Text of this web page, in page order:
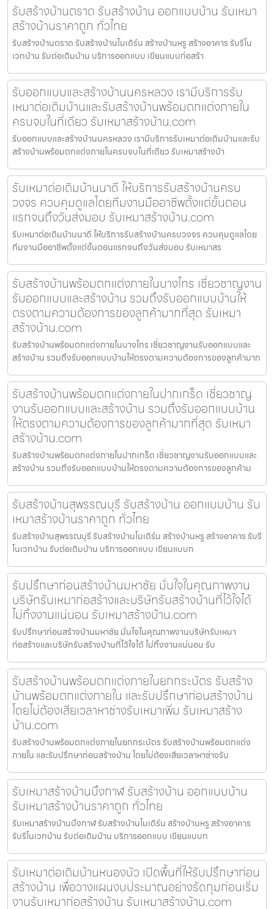
รับสร้างบ้านตราด รับสร้างบ้าน ออกแบบบ้าน รับเหมา
สร้างบ้านราคาถูก ทั่วไทย
รับสร้างบ้านตราด รับสร้างบ้านโมเดิร์น สร้างบ้านหรู สร้างอาคาร รับรีโน
เวทบ้าน รับต่อเติมบ้าน บริการออกแบบ เขียนแบบก่อสร้า
รับออกแบบและสร้างบ้านนครหลวง เรามีบริการรับ
เหมาต่อเติมบ้านและรับสร้างบ้านพร้อมตกแต่งภายใน
ครบจบในที่เดียว รับเหมาสร้างบ้าน.com
รับออกแบบและสร้างบ้านนครหลวง เรามีบริการรับเหมาต่อเติมบ้านและรับ
สร้างบ้านพร้อมตกแต่งภายในครบจบในที่เดียว รับเหมาสร้างบ้า
รับเหมาต่อเติมบ้านนาดี ให้บริการรับสร้างบ้านครบ
วงจร ควบคุมดูแลโดยทีมงานมืออาชีพตั้งแต่ขั้นตอน
แรกจนถึงวันส่งมอบ รับเหมาสร้างบ้าน.com
รับเหมาต่อเติมบ้านนาดี ให้บริการรับสร้างบ้านครบวงจร ควบคุมดูแลโดย
ทีมงานมืออาชีพตั้งแต่ขั้นตอนแรกจนถึงวันส่งมอบ รับเหมาสร
รับสร้างบ้านพร้อมตกแต่งภายในบางไทร เชี่ยวชาญงาน
รับออกแบบและสร้างบ้าน รวมถึงรับออกแบบบ้านให้
ตรงตามความต้องการของลูกค้ามากที่สุด รับเหมา
สร้างบ้าน.com
รับสร้างบ้านพร้อมตกแต่งภายในบางไทร เชี่ยวชาญงานรับออกแบบและ
สร้างบ้าน รวมถึงรับออกแบบบ้านให้ตรงตามความต้องการของลูกค้ามาก
รับสร้างบ้านพร้อมตกแต่งภายในปากเกร็ด เชี่ยวชาญ
งานรับออกแบบและสร้างบ้าน รวมถึงรับออกแบบบ้าน
ให้ตรงตามความต้องการของลูกค้ามากที่สุด รับเหมา
สร้างบ้าน.com
รับสร้างบ้านพร้อมตกแต่งภายในปากเกร็ด เชี่ยวชาญงานรับออกแบบและ
สร้างบ้าน รวมถึงรับออกแบบบ้านให้ตรงตามความต้องการของลูกค้าม
รับสร้างบ้านสุพรรณบุรี รับสร้างบ้าน ออกแบบบ้าน รับ
เหมาสร้างบ้านราคาถูก ทั่วไทย
รับสร้างบ้านสุพรรณบุรี รับสร้างบ้านโมเดิร์น สร้างบ้านหรู สร้างอาคาร รับรี
โนเวทบ้าน รับต่อเติมบ้าน บริการออกแบบ เขียนแบบก
รับปรึกษาก่อนสร้างบ้านมหาชัย มั่นใจในคุณภาพงาน
บริษัทรับเหมาก่อสร้างและบริษัทรับสร้างบ้านที่ไว้ใจได้
ไม่ทิ้งงานแน่นอน รับเหมาสร้างบ้าน.com
รับปรึกษาก่อนสร้างบ้านมหาชัย มั่นใจในคุณภาพงานบริษัทรับเหมา
ก่อสร้างและบริษัทรับสร้างบ้านที่ไว้ใจได้ ไม่ทิ้งงานแน่นอน รับ
รับสร้างบ้านพร้อมตกแต่งภายในยกกระบัตร รับสร้าง
บ้านพร้อมตกแต่งภายใน และรับปรึกษาก่อนสร้างบ้าน
โดยไม่ต้องเสียเวลาหาช่างรับเหมาเพิ่ม รับเหมาสร้าง
บ้าน.com
รับสร้างบ้านพร้อมตกแต่งภายในยกกระบัตร รับสร้างบ้านพร้อมตกแต่ง
ภายใน และรับปรึกษาก่อนสร้างบ้าน โดยไม่ต้องเสียเวลาหาช่างรับ
รับเหมาสร้างบ้านบึงกาฬ รับสร้างบ้าน ออกแบบบ้าน
รับเหมาสร้างบ้านราคาถูก ทั่วไทย
รับเหมาสร้างบ้านบึงกาฬ รับสร้างบ้านโมเดิร์น สร้างบ้านหรู สร้างอาคาร
รับรีโนเวทบ้าน รับต่อเติมบ้าน บริการออกแบบ เขียนแบบก
รับเหมาต่อเติมบ้านหนองบัว เปิดพื้นที่ให้รับปรึกษาก่อน
สร้างบ้าน เพื่อวางแผนงบประมาณอย่างรัดกุมก่อนเริ่ม
งานรับเหมาก่อสร้างบ้าน รับเหมาสร้างบ้าน.com